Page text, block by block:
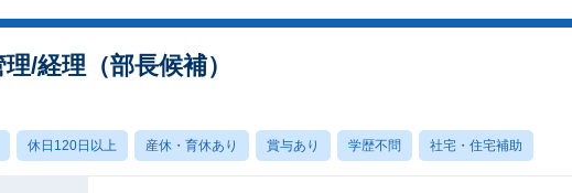
/経理（部長候補）
休日120日以上 産休・育休あり 賞与あり 学歴不問 社宅・住宅補助